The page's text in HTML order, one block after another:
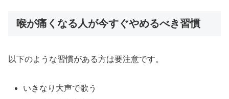
喉が痛くなる人が今すぐやめるべき習慣
以下のような習慣がある方は要注意です。
いきなり大声で歌う